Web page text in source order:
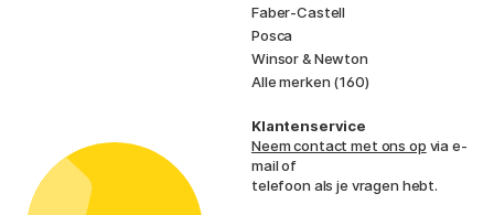
Faber-Castell
Posca
Winsor & Newton
Alle merken (160)
Klantenservice
Neem contact met ons op via e-
mail of
telefoon als je vragen hebt.